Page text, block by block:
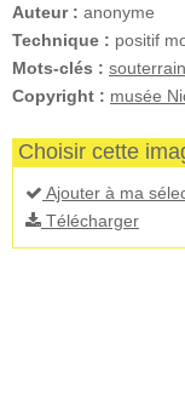
Auteur : anonyme
Technique : positif
Mots-clés : souterrain
Copyright : musée
Choisir cette
Ajouter à ma
Télécharger